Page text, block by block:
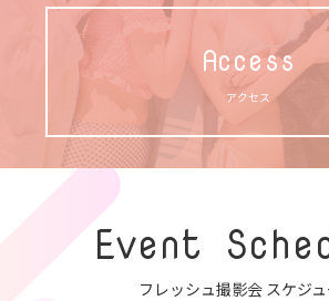
Access
アクセス
Event
フレッシュ撮影会 スケジ